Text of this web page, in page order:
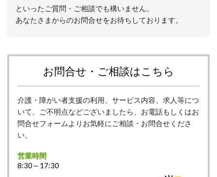
といったご質問・ご相談でも構いません。
あなたさまからのお問合せをお待ちしております。
お問合せ・ご相談はこちら
介護・障がい者支援の利用、サービス内容、求人等につ
いて、ご不明点などございましたら、お電話もしくはお
問合せフォームよりお気軽にご相談・お問合せくださ
い。
営業時間
8:30～17:30